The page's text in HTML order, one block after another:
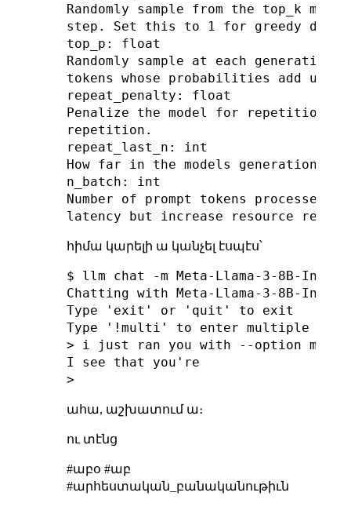
Randomly sample from the top_k
step. Set this to 1 for greedy
top_p: float
Randomly sample at each
tokens whose probabilities add up
repeat_penalty: float
Penalize the model for repetition.
repetition.
repeat_last_n: int
How far in the models generation
n_batch: int
Number of prompt tokens
հիմա կարելի ա կանչել էսպէս՝
$ llm chat -m Meta-Llama-3-8B-
Chatting with Meta-Llama-3-8B-
Type 'exit' or 'quit' to exit
Type '!multi' to enter multiple
> i just ran you with --option
I see that you're
ահա, աշխատում ա։
ու տէնց
#աբօ #աբ
#արհեստական_բանականութիւն